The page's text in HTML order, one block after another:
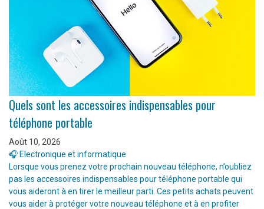
Quels sont les accessoires indispensables pour
téléphone portable
Août 10, 2026
🎧 Electronique et informatique
Lorsque vous prenez votre prochain nouveau téléphone, n’oubliez
pas les accessoires indispensables pour téléphone portable qui
vous aideront à en tirer le meilleur parti. Ces petits achats peuvent
vous aider à protéger votre nouveau téléphone et à en profiter